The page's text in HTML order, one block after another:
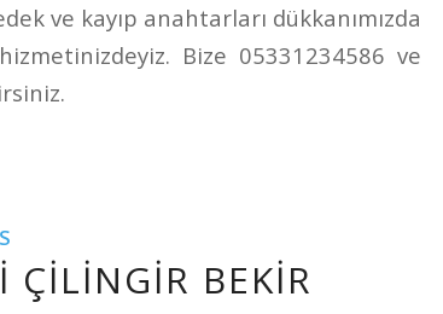
ve kayıp anahtarları dükkanımızda
Bize 05331234586 ve
ÇILINGIR BEKIR